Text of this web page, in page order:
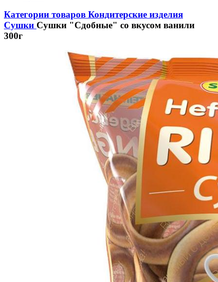
Категории товаров Кондитерские изделия
Сушки Сушки "Сдобные" со вкусом ванили
300г